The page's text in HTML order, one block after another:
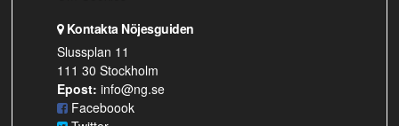
Kontakta Nöjesguiden
Slussplan 11
111 30 Stockholm
Epost: info@ng.se
Faceboook